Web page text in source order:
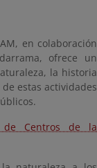
en colaboración
ofrece un
la historia
estas actividades
de Centros de la